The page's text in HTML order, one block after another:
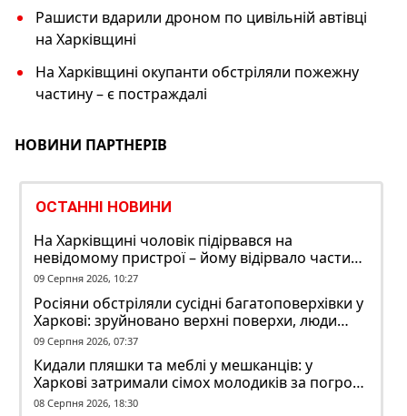
Рашисти вдарили дроном по цивільній автівці
на Харківщині
На Харківщині окупанти обстріляли пожежну
частину – є постраждалі
НОВИНИ ПАРТНЕРІВ
ОСТАННІ НОВИНИ
На Харківщині чоловік підірвався на
невідомому пристрої – йому відірвало частину
руки
09 Серпня 2026, 10:27
Росіяни обстріляли сусідні багатоповерхівки у
Харкові: зруйновано верхні поверхи, люди
заблоковані
09 Серпня 2026, 07:37
Кидали пляшки та меблі у мешканців: у
Харкові затримали сімох молодиків за погром
у гуртожитку
08 Серпня 2026, 18:30